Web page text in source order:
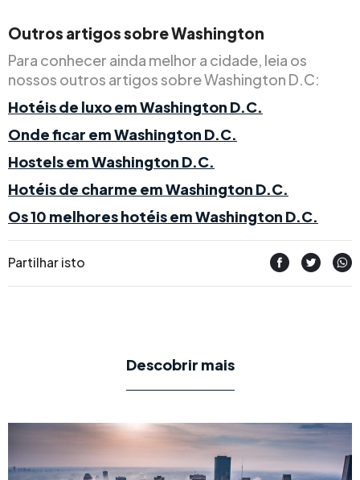
Outros artigos sobre Washington
Para conhecer ainda melhor a cidade, leia os
nossos outros artigos sobre Washington D.C:
Hotéis de luxo em Washington D.C.
Onde ficar em Washington D.C.
Hostels em Washington D.C.
Hotéis de charme em Washington D.C.
Os 10 melhores hotéis em Washington D.C.
Partilhar isto
Descobrir mais